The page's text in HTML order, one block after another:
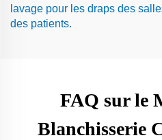
lavage pour les draps des
des patients.
FAQ sur le
Blanchisserie